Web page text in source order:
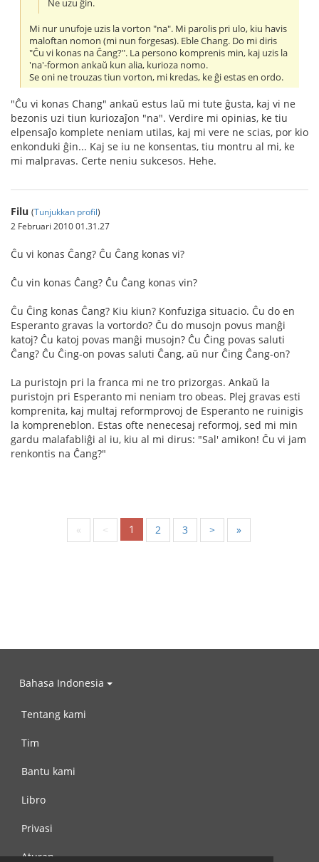
Ne uzu ĝin.
Mi nur unufoje uzis la vorton "na". Mi parolis pri ulo, kiu havis
maloftan nomon (mi nun forgesas). Eble Chang. Do mi diris
"Ĉu vi konas na Ĉang?". La persono komprenis min, kaj uzis la
'na'-formon ankaŭ kun alia, kurioza nomo.
Se oni ne trouzas tiun vorton, mi kredas, ke ĝi estas en ordo.
"Ĉu vi konas Chang" ankaŭ estus laŭ mi tute ĝusta, kaj vi ne
bezonis uzi tiun kuriozaĵon "na". Verdire mi opinias, ke tiu
elpensaĵo komplete neniam utilas, kaj mi vere ne scias, por kio
enkonduki ĝin... Kaj se iu ne konsentas, tiu montru al mi, ke
mi malpravas. Certe neniu sukcesos. Hehe.
Filu (Tunjukkan profil)
2 Februari 2010 01.31.27
Ĉu vi konas Ĉang? Ĉu Ĉang konas vi?
Ĉu vin konas Ĉang? Ĉu Ĉang konas vin?
Ĉu Ĉing konas Ĉang? Kiu kiun? Konfuziga situacio. Ĉu do en
Esperanto gravas la vortordo? Ĉu do musojn povus manĝi
katoj? Ĉu katoj povas manĝi musojn? Ĉu Ĉing povas saluti
Ĉang? Ĉu Ĉing-on povas saluti Ĉang, aŭ nur Ĉing Ĉang-on?
La puristojn pri la franca mi ne tro prizorgas. Ankaŭ la
puristojn pri Esperanto mi neniam tro obeas. Plej gravas esti
komprenita, kaj multaj reformprovoj de Esperanto ne ruinigis
la kompreneblon. Estas ofte nenecesaj reformoj, sed mi min
gardu malafabliĝi al iu, kiu al mi dirus: "Sal' amikon! Ĉu vi jam
renkontis na Ĉang?"
« < 1 2 3 > »
Bahasa Indonesia
Tentang kami
Tim
Bantu kami
Libro
Privasi
Aturan